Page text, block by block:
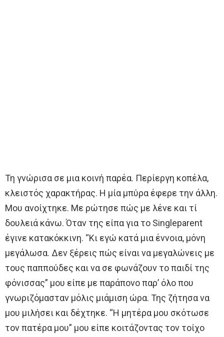
Τη γνώρισα σε μια κοινή παρέα. Περίεργη κοπέλα,
κλειστός χαρακτήρας. Η μία μπύρα έφερε την άλλη.
Μου ανοίχτηκε. Με ρώτησε πώς με λένε και τί
δουλειά κάνω. Όταν της είπα για το Singleparent
έγινε κατακόκκινη. “Κι εγώ κατά μια έννοια, μόνη
μεγάλωσα. Δεν ξέρεις πώς είναι να μεγαλώνεις με
τους παππούδες και να σε φωνάζουν το παιδί της
φόνισσας” μου είπε με παράπονο παρ’ όλο που
γνωριζόμασταν μόλις μιάμιση ώρα. Της ζήτησα να
μου μιλήσει και δέχτηκε. “Η μητέρα μου σκότωσε
τον πατέρα μου” μου είπε κοιτάζοντας τον τοίχο